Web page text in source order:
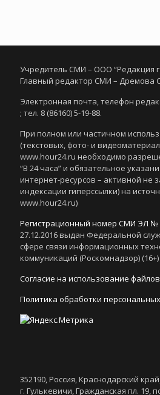
Учредитель СМИ – ООО “Редакция
Главный редактор СМИ – Дремова
Электронная почта, телефон
; тел. 8 (86160) 5-19-88.
При полном или частичном
(текстовых, фото- и
www.hour24.ru необходимо
“В 24 часа” и обязательное
интернет-ресурсов – активной не
индексации гиперссылки) на
www.hour24.ru)
Регистрационный номер СМИ ЭЛ №
27.12.2016 выдан Федеральной
сфере связи информационных
коммуникаций (Роскомнадзор) (16+)
Согласие на использование
Политика обработки
352190, Россия, Краснодарский
г. Гулькевичи, Гражданская пл. 19,